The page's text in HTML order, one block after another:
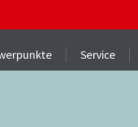
Service